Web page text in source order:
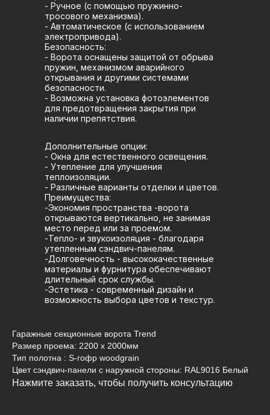
Дополнительные опции:
- Окна для естественного освещения.
- Утепление для улучшения
теплоизоляции.
- Различные варианты отделки и цветов.
Преимущества:
-Экономия пространства -ворота
открываются вертикально, не занимая
место перед или за проемом.
-Тепло- и звукоизоляция - благодаря
утепленным сэндвич-панелям.
-Долговечность - высококачественные
материалы и фурнитура обеспечивают
длительный срок службы.
-Эстетика - современный дизайн и
возможность выбора цветов и текстур.
- Ручное (с помощью пружинно-
тросового механизма).
- Автоматическое (с использованием
электропривода).
Безопасность:
- Ворота оснащены защитой от обрыва
пружин, механизмом аварийного
открывания и другими системами
безопасности.
- Возможна установка фотоэлементов
для предотвращения закрытия при
наличии препятствия.
Гаражные секционные ворота Trend
Размер проема: 2200 x 2000мм
Тип полотна : S-гофр woodgrain
Цвет сэндвич-панели c наружной стороны: RAL9016 Белый
Нажмите заказать, чтобы получить консультацию